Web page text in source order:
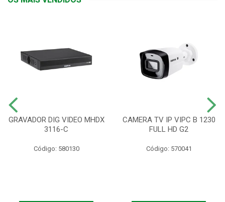
GRAVADOR DIG VIDEO MHDX
3116-C
Código: 580130
CAMERA TV IP VIPC B 1230
FULL HD G2
Código: 570041